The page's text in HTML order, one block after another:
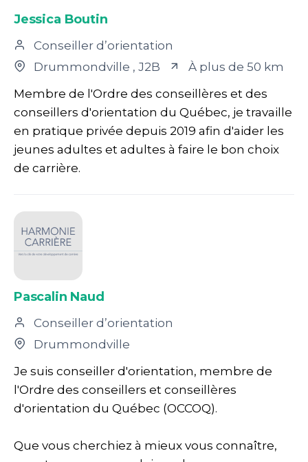
Jessica Boutin
Conseiller d’orientation
Drummondville , J2B
À plus de 50 km
Membre de l'Ordre des conseillères et des
conseillers d'orientation du Québec, je travaille
en pratique privée depuis 2019 afin d'aider les
jeunes adultes et adultes à faire le bon choix
de carrière.
Pascalin Naud
Conseiller d’orientation
Drummondville
Je suis conseiller d'orientation, membre de
l'Ordre des conseillers et conseillères
d'orientation du Québec (OCCOQ).
Que vous cherchiez à mieux vous connaître,